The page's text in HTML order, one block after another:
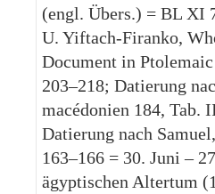
(engl. Übers.) = BL XI
U. Yiftach-Firanko,
Document in
203–218; Datierung
macédonien 184, Tab.
Datierung nach
163–166 = 30. Juni –
ägyptischen Altertum